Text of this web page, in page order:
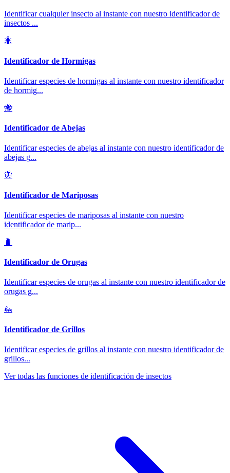
Identificar cualquier insecto al instante con nuestro identificador de
insectos ...
🐜
Identificador de Hormigas
Identificar especies de hormigas al instante con nuestro identificador
de hormig...
🐝
Identificador de Abejas
Identificar especies de abejas al instante con nuestro identificador de
abejas g...
🦋
Identificador de Mariposas
Identificar especies de mariposas al instante con nuestro
identificador de marip...
🐛
Identificador de Orugas
Identificar especies de orugas al instante con nuestro identificador de
orugas g...
🦗
Identificador de Grillos
Identificar especies de grillos al instante con nuestro identificador de
grillos...
Ver todas las funciones de identificación de insectos